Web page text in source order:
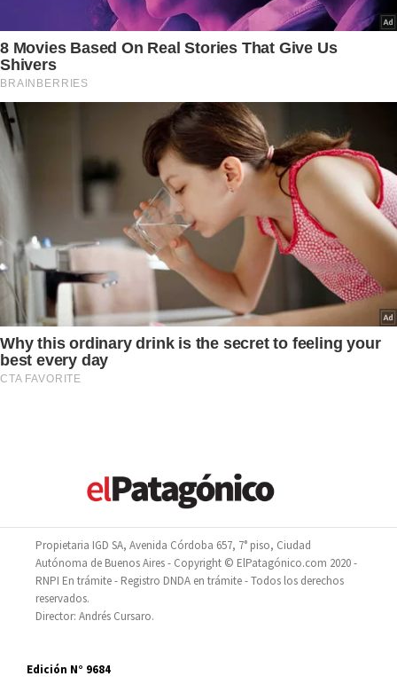
Propietaria IGD SA, Avenida Córdoba 657, 7° piso, Ciudad
Autónoma de Buenos Aires - Copyright © ElPatagónico.com 2020 -
RNPI En trámite - Registro DNDA en trámite - Todos los derechos
reservados.
Director: Andrés Cursaro.
Edición N° 9684